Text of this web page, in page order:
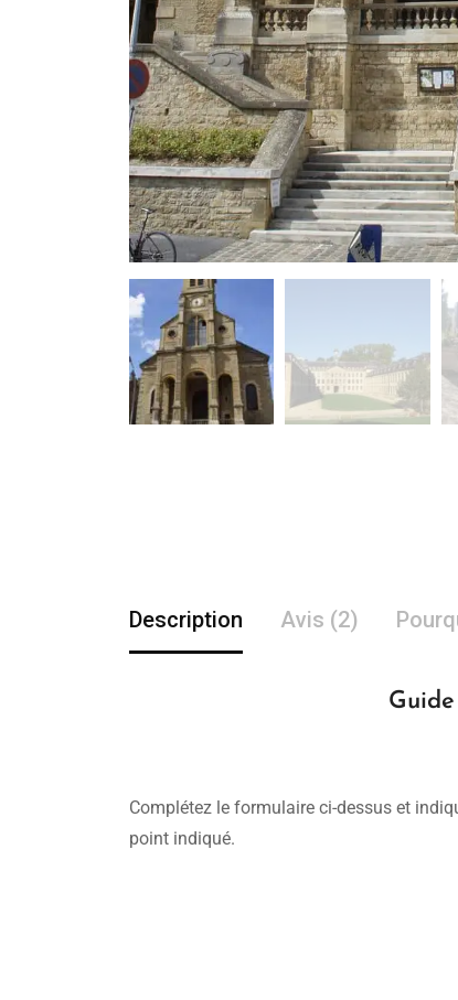
Description Avis (2)
Complétez le formulaire ci-dessus et
point indiqué.